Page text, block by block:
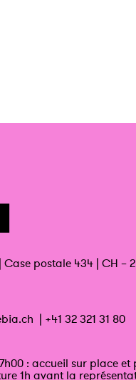
postale 434 | CH –
| +41 32 321 31 80
: accueil sur place et
1h avant la